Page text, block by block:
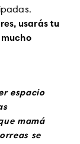
usarás tu
espacio
mamá
se